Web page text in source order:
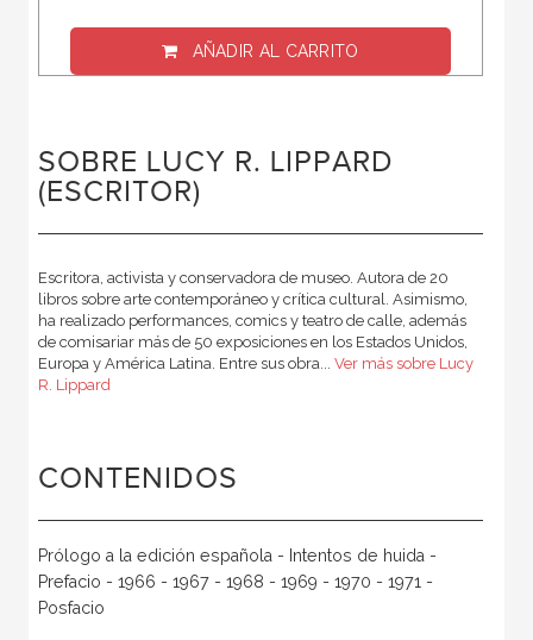
AÑADIR AL CARRITO
SOBRE LUCY R. LIPPARD
(ESCRITOR)
Escritora, activista y conservadora de museo. Autora de 20
libros sobre arte contemporáneo y crítica cultural. Asimismo,
ha realizado performances, comics y teatro de calle, además
de comisariar más de 50 exposiciones en los Estados Unidos,
Europa y América Latina. Entre sus obra... Ver más sobre Lucy
R. Lippard
CONTENIDOS
Prólogo a la edición española - Intentos de huida -
Prefacio - 1966 - 1967 - 1968 - 1969 - 1970 - 1971 -
Posfacio